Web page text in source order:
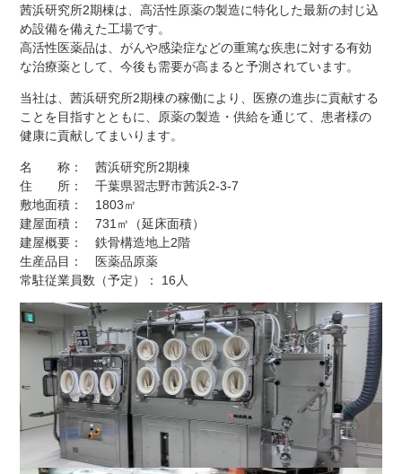
茜浜研究所2期棟は、高活性原薬の製造に特化した最新の封じ込
め設備を備えた工場です。
高活性医薬品は、がんや感染症などの重篤な疾患に対する有効
な治療薬として、今後も需要が高まると予測されています。
当社は、茜浜研究所2期棟の稼働により、医療の進歩に貢献する
ことを目指すとともに、原薬の製造・供給を通じて、患者様の
健康に貢献してまいります。
名 称： 茜浜研究所2期棟
住 所： 千葉県習志野市茜浜2-3-7
敷地面積： 1803㎡
建屋面積： 731㎡（延床面積）
建屋概要： 鉄骨構造地上2階
生産品目： 医薬品原薬
常駐従業員数（予定）： 16人